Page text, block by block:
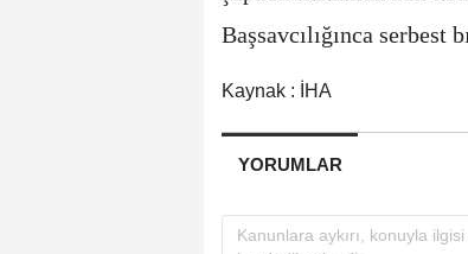
Başsavcılığınca serbest
Kaynak : İHA
YORUMLAR